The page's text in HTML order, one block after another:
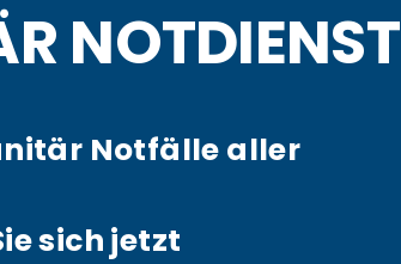
NOTDIENST
Notfälle aller
sich jetzt